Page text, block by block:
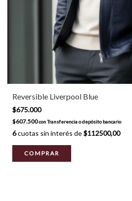
Reversible Liverpool Blue
$675.000
$607.500conTransferencia o depósito bancario
6cuotas sin interés de$112500,00
COMPRAR